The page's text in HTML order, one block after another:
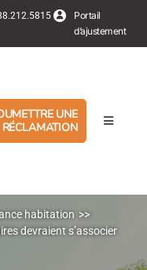
Portail
d’ajustement
Basculer
UNE
RÉCLAMATION
habitation
devraient s’associer